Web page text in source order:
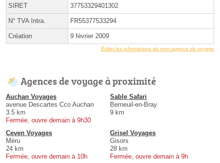
SIRET 37753329401302
N° TVA Intra. FR55377533294
Création 9 février 2009
Éditer les informations de mon agence de voyage
Agences de voyage à proximité
Auchan Voyages
avenue Descartes Cco Auchan
3.5 km
Fermée, ouvre demain à 9h30
Sable Safari
Berneuil-en-Bray
9 km
Ceven Voyages
Méru
24 km
Fermée, ouvre demain à 10h
Grisel Voyages
Gisors
28 km
Fermée, ouvre demain à 9h